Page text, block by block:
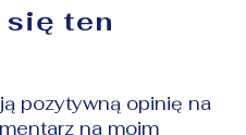
się ten
pozytywną opinię na
na moim